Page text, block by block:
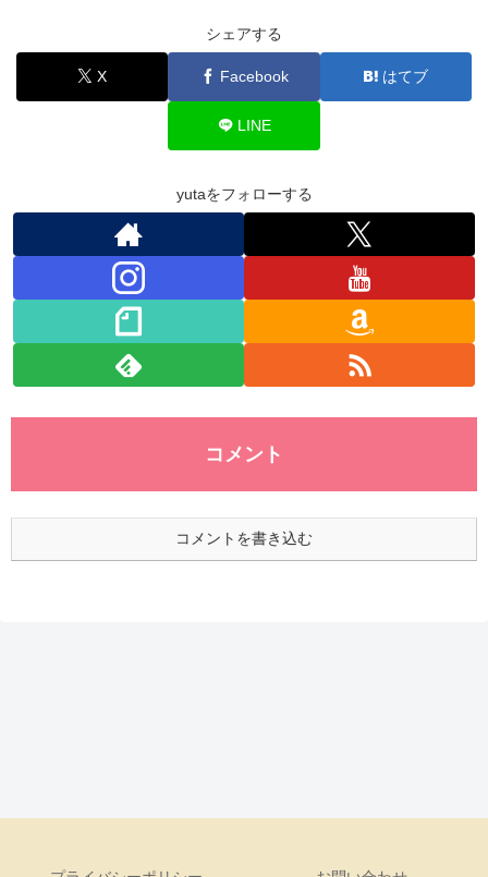
e
b
er
e
dI
at
s
A
p
p
ck
et
シェアする
X Facebook はてブ
LINE
yutaをフォローする
コメント
コメントを書き込む